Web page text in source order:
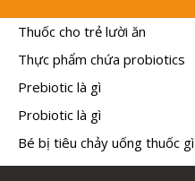
Thuốc cho trẻ lười ăn
Thực phẩm chứa probiotics
Prebiotic là gì
Probiotic là gì
Bé bị tiêu chảy uống thuốc gì